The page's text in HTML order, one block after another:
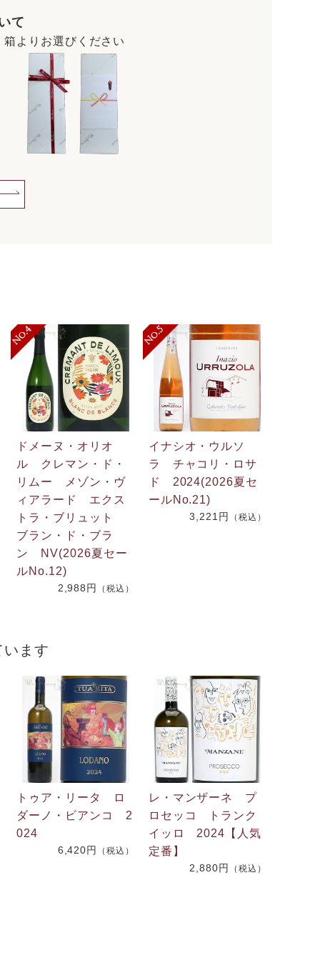
て
よりお選びください
ドメーヌ・オリオ
ル クレマン・ド・
リムー メゾン・ヴ
ィアラード エクス
トラ・ブリュット
ブラン・ド・ブラ
ン NV(2026夏セー
ルNo.12)
2,988円 （税込）
イナシオ・ウルソ
ラ チャコリ・ロサ
ド 2024(2026夏セ
ールNo.21)
3,221円 （税込）
ます
トゥア・リータ ロ
ダーノ・ビアンコ 2
024
6,420円 （税込）
レ・マンザーネ プ
ロセッコ トランク
イッロ 2024【人気
定番】
2,880円 （税込）